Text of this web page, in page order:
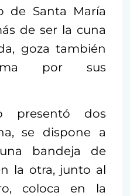
de Santa María
de ser la cuna
goza también
por sus
dos
se dispone a
bandeja de
la otra, junto al
coloca en la